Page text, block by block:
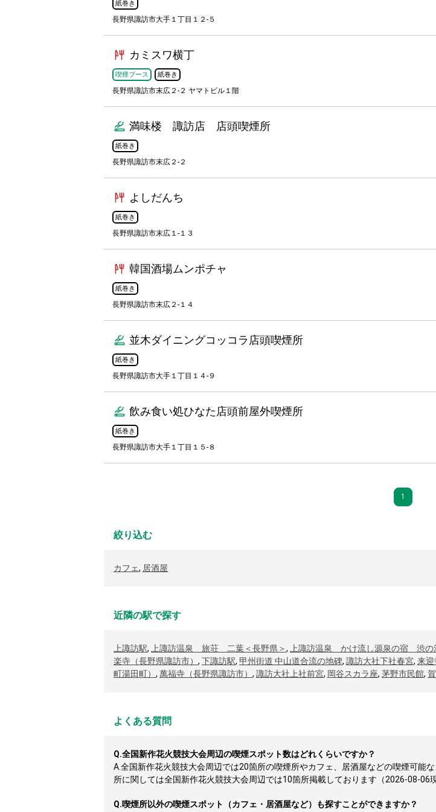
紙巻き
長野県諏訪市大手１丁目１２-５
カミスワ横丁
喫煙ブース 紙巻き
長野県諏訪市末広２-２ ヤマトビル１階
満味楼 諏訪店 店頭喫煙所
紙巻き
長野県諏訪市末広２-２
よしだんち
紙巻き
長野県諏訪市末広１-１３
韓国酒場ムンポチャ
紙巻き
長野県諏訪市末広２-１４
並木ダイニングコッコラ店頭喫煙所
紙巻き
長野県諏訪市大手１丁目１４-９
飲み食い処ひなた店頭前屋外喫煙所
紙巻き
長野県諏訪市大手１丁目１５-８
1
絞り込む
カフェ, 居酒屋
近隣の駅で探す
上諏訪駅, 上諏訪温泉 旅荘 二葉＜長野県＞, 上諏訪温泉 かけ流し源泉の宿 渋の
楽寺（長野県諏訪市） , 下諏訪駅, 甲州街道 中山道合流の地碑, 諏訪大社下社春宮, 来迎
町湯田町） , 萬福寺（長野県諏訪市） , 諏訪大社上社前宮, 岡谷スカラ座, 茅野市民館,
よくある質問
Q.全国新作花火競技大会周辺の喫煙スポット数はどれくらいですか？
A.全国新作花火競技大会周辺では20箇所の喫煙所やカフェ、居酒屋などの喫煙可能
所に関しては全国新作花火競技大会周辺では10箇所掲載しております（2026-08-06現
Q.喫煙所以外の喫煙スポット（カフェ・居酒屋など）も探すことができますか？